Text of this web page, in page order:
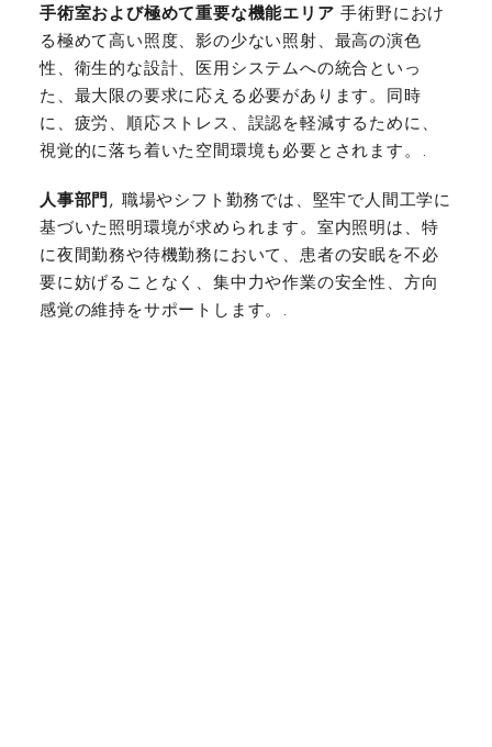
手術室および極めて重要な機能エリア 手術野におけ
る極めて高い照度、影の少ない照射、最高の演色
性、衛生的な設計、医用システムへの統合といっ
た、最大限の要求に応える必要があります。同時
に、疲労、順応ストレス、誤認を軽減するために、
視覚的に落ち着いた空間環境も必要とされます。.
人事部門, 職場やシフト勤務では、堅牢で人間工学に
基づいた照明環境が求められます。室内照明は、特
に夜間勤務や待機勤務において、患者の安眠を不必
要に妨げることなく、集中力や作業の安全性、方向
感覚の維持をサポートします。.